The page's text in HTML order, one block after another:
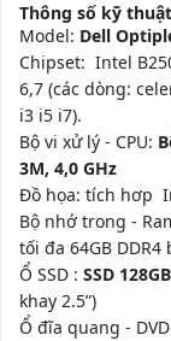
Thông số kỹ
Model: Dell
Chipset: Intel
6,7 (các dòng:
i3 i5 i7).
Bộ vi xử lý - CPU:
3M, 4,0 GHz
Đồ họa: tích hơp
Bộ nhớ trong -
tối đa 64GB DDR4
Ổ SSD : SSD 128GB
khay 2.5”)
Ổ đĩa quang -